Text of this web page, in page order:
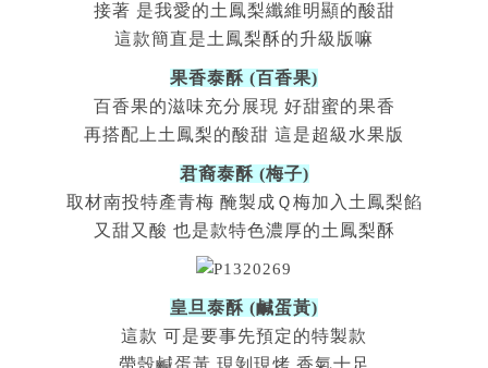
接著 是我愛的土鳳梨纖維明顯的酸甜
這款簡直是土鳳梨酥的升級版嘛
果香泰酥 (百香果)
百香果的滋味充分展現 好甜蜜的果香
再搭配上土鳳梨的酸甜 這是超級水果版
君裔泰酥 (梅子)
取材南投特產青梅 醃製成Ｑ梅加入土鳳梨餡
又甜又酸 也是款特色濃厚的土鳳梨酥
皇旦泰酥 (鹹蛋黃)
這款 可是要事先預定的特製款